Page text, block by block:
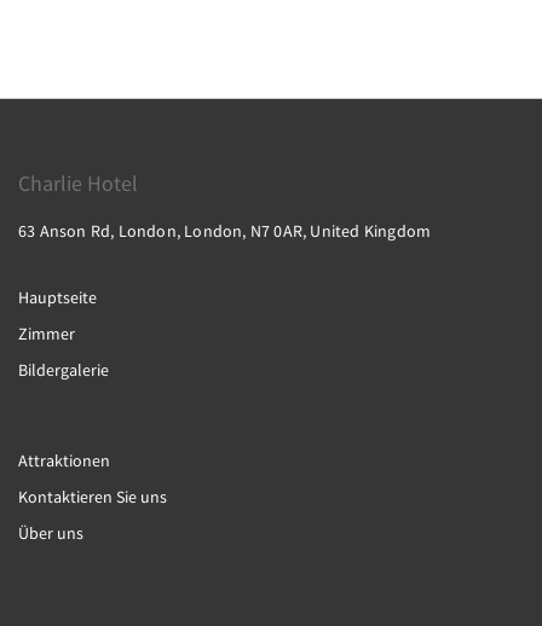
Charlie Hotel
63 Anson Rd, London, London, N7 0AR, United Kingdom
Hauptseite
Zimmer
Bildergalerie
Attraktionen
Kontaktieren Sie uns
Über uns